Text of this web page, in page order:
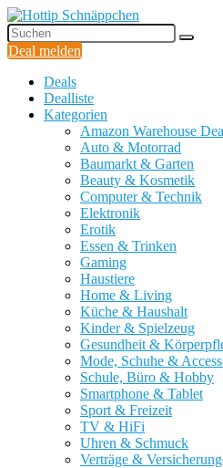
Deal melden
Deals
Dealliste
Kategorien
Amazon Warehouse
Auto & Motorrad
Baumarkt & Garten
Beauty & Kosmetik
Computer & Technik
Elektronik
Erotik
Essen & Trinken
Gaming
Haustiere
Home & Living
Küche & Haushalt
Kinder & Spielzeug
Gesundheit &
Mode, Schuhe &
Schule, Büro & Hobby
Smartphone & Tablet
Sport & Freizeit
TV & HiFi
Uhren & Schmuck
Verträge &